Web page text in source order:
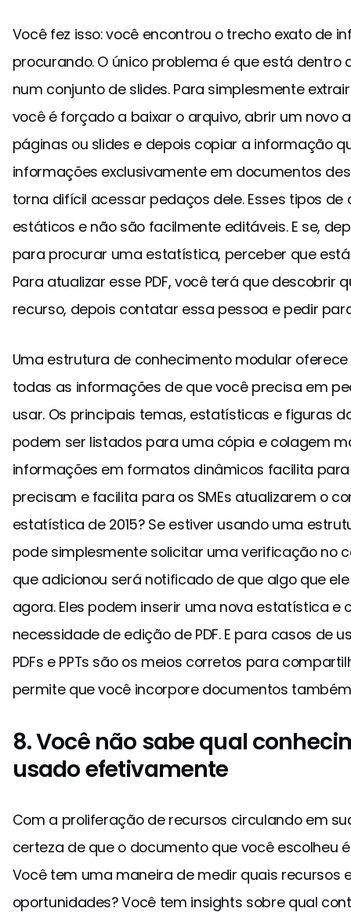
Você fez isso: você encontrou o trecho exato de
procurando. O único problema é que está dentro
num conjunto de slides. Para simplesmente
você é forçado a baixar o arquivo, abrir um novo
páginas ou slides e depois copiar a informação
informações exclusivamente em documentos
torna difícil acessar pedaços dele. Esses tipos
estáticos e não são facilmente editáveis. E se,
para procurar uma estatística, perceber que
Para atualizar esse PDF, você terá que descobrir
recurso, depois contatar essa pessoa e pedir
Uma estrutura de conhecimento modular
todas as informações de que você precisa em
usar. Os principais temas, estatísticas e figuras
podem ser listados para uma cópia e colagem
informações em formatos dinâmicos facilita
precisam e facilita para os SMEs atualizarem o
estatística de 2015? Se estiver usando uma
pode simplesmente solicitar uma verificação no
que adicionou será notificado de que algo que
agora. Eles podem inserir uma nova estatística e
necessidade de edição de PDF. E para casos de
PDFs e PPTs são os meios corretos para
permite que você incorpore documentos
8. Você não sabe qual
usado efetivamente
Com a proliferação de recursos circulando em
certeza de que o documento que você escolheu
Você tem uma maneira de medir quais recursos
oportunidades? Você tem insights sobre qual